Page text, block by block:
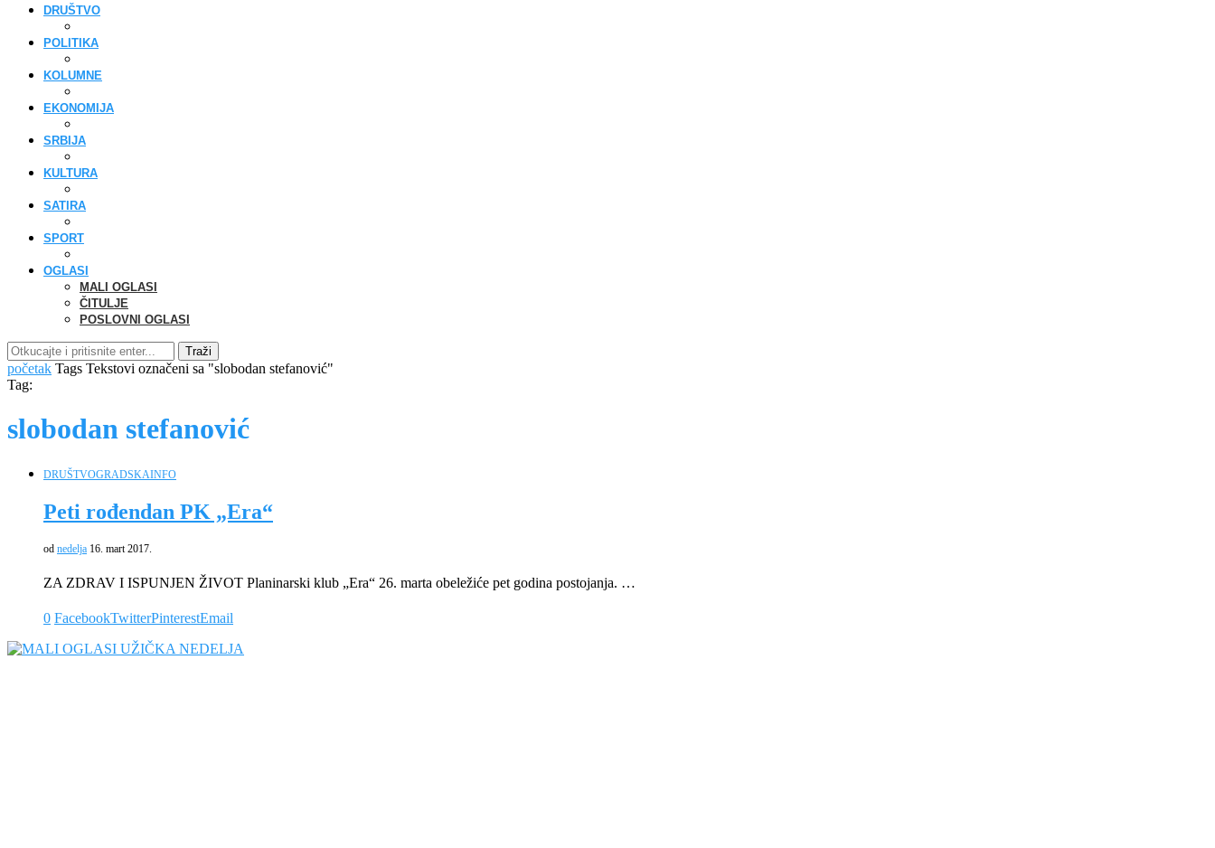
DRUŠTVO
POLITIKA
KOLUMNE
EKONOMIJA
SRBIJA
KULTURA
SATIRA
SPORT
OGLASI
MALI OGLASI
ČITULJE
POSLOVNI OGLASI
Traži
početak Tags Tekstovi označeni sa "slobodan stefanović"
Tag:
slobodan stefanović
DRUŠTVOGRADSKAINFO
Peti rođendan PK „Era“
od nedelja 16. mart 2017.
ZA ZDRAV I ISPUNJEN ŽIVOT Planinarski klub „Era“ 26. marta obeležiće pet godina postojanja. …
0 FacebookTwitterPinterestEmail